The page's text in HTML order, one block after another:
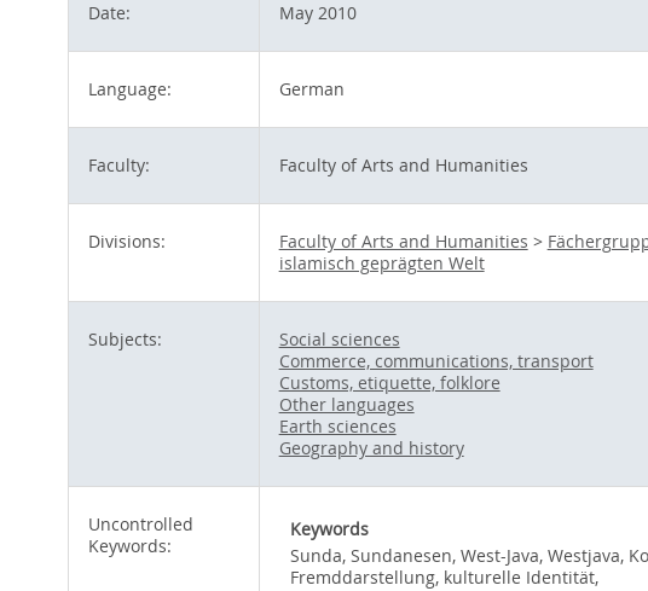
Date: May 2010
Language: German
Faculty: Faculty of Arts and Humanities
Divisions: Faculty of Arts and Humanities >
islamisch geprägten Welt
Subjects:
Social sciences
Commerce, communications, transport
Customs, etiquette, folklore
Other languages
Earth sciences
Geography and history
Uncontrolled
Keywords:
Keywords
Sunda, Sundanesen, West-Java, Westjava,
Fremddarstellung, kulturelle Identität,